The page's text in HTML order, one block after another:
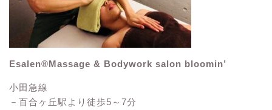
Esalen®Massage & Bodywork salon bloomin’
小田急線
－百合ヶ丘駅より徒歩5～7分